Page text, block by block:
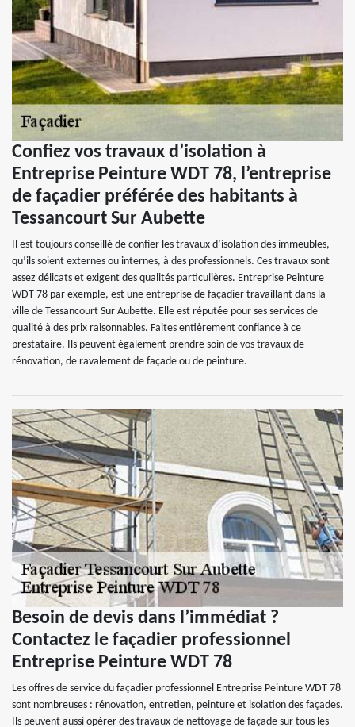
Confiez vos travaux d’isolation à
Entreprise Peinture WDT 78, l’entreprise
de façadier préférée des habitants à
Tessancourt Sur Aubette
Il est toujours conseillé de confier les travaux d’isolation des immeubles,
qu’ils soient externes ou internes, à des professionnels. Ces travaux sont
assez délicats et exigent des qualités particulières. Entreprise Peinture
WDT 78 par exemple, est une entreprise de façadier travaillant dans la
ville de Tessancourt Sur Aubette. Elle est réputée pour ses services de
qualité à des prix raisonnables. Faites entièrement confiance à ce
prestataire. Ils peuvent également prendre soin de vos travaux de
rénovation, de ravalement de façade ou de peinture.
Besoin de devis dans l’immédiat ?
Contactez le façadier professionnel
Entreprise Peinture WDT 78
Les offres de service du façadier professionnel Entreprise Peinture WDT 78
sont nombreuses : rénovation, entretien, peinture et isolation des façades.
Ils peuvent aussi opérer des travaux de nettoyage de façade sur tous les